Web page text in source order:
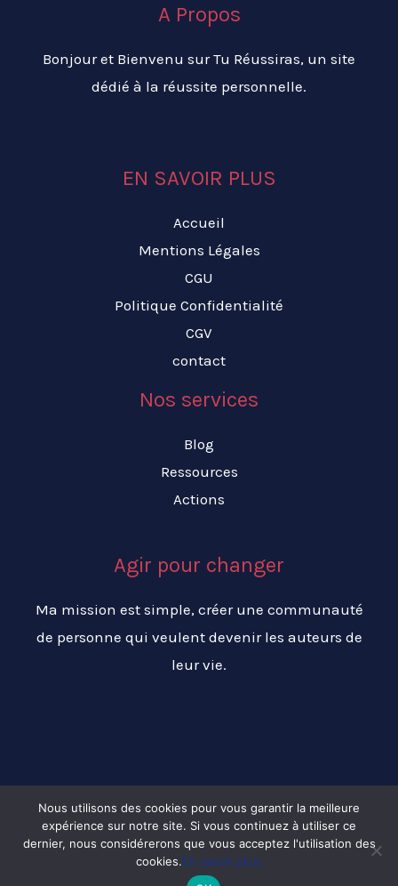
A Propos
Bonjour et Bienvenu sur Tu Réussiras, un site
dédié à la réussite personnelle.
EN SAVOIR PLUS
Accueil
Mentions Légales
CGU
Politique Confidentialité
CGV
contact
Nos services
Blog
Ressources
Actions
Agir pour changer
Ma mission est simple, créer une communauté
de personne qui veulent devenir les auteurs de
leur vie.
Copyright © 2026 Changer ma vie pour réussir ma vie
Nous utilisons des cookies pour vous garantir la meilleure
expérience sur notre site. Si vous continuez à utiliser ce
dernier, nous considérerons que vous acceptez l'utilisation des
cookies.En savoir plus.